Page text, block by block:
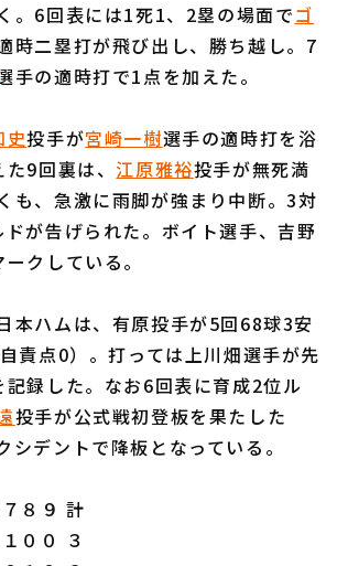
プライバシーポリシー
で開く） よくある質問
。6回表には1死1、2塁の場面でゴ
時二塁打が飛び出し、勝ち越し。7
手の適時打で1点を加えた。
史投手が宮崎一樹選手の適時打を浴
た9回裏は、江原雅裕投手が無死満
も、急激に雨脚が強まり中断。3対
が告げられた。ボイト選手、吉野
クしている。
本ハムは、有原投手が5回68球3安
責点0）。打っては上川畑選手が先
録した。なお6回表に育成2位ル
投手が公式戦初登板を果たした
シデントで降板となっている。
８９ 計
００ ３